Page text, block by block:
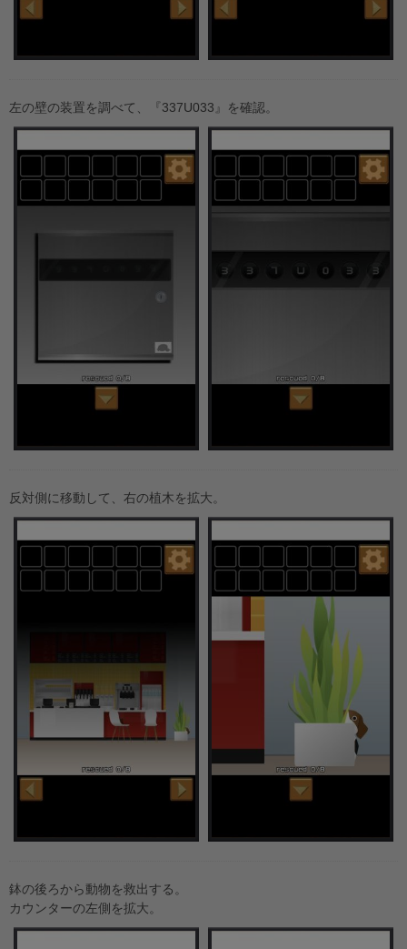
左の壁の装置を調べて、『337U033』を確認。
反対側に移動して、右の植木を拡大。
鉢の後ろから動物を救出する。
カウンターの左側を拡大。